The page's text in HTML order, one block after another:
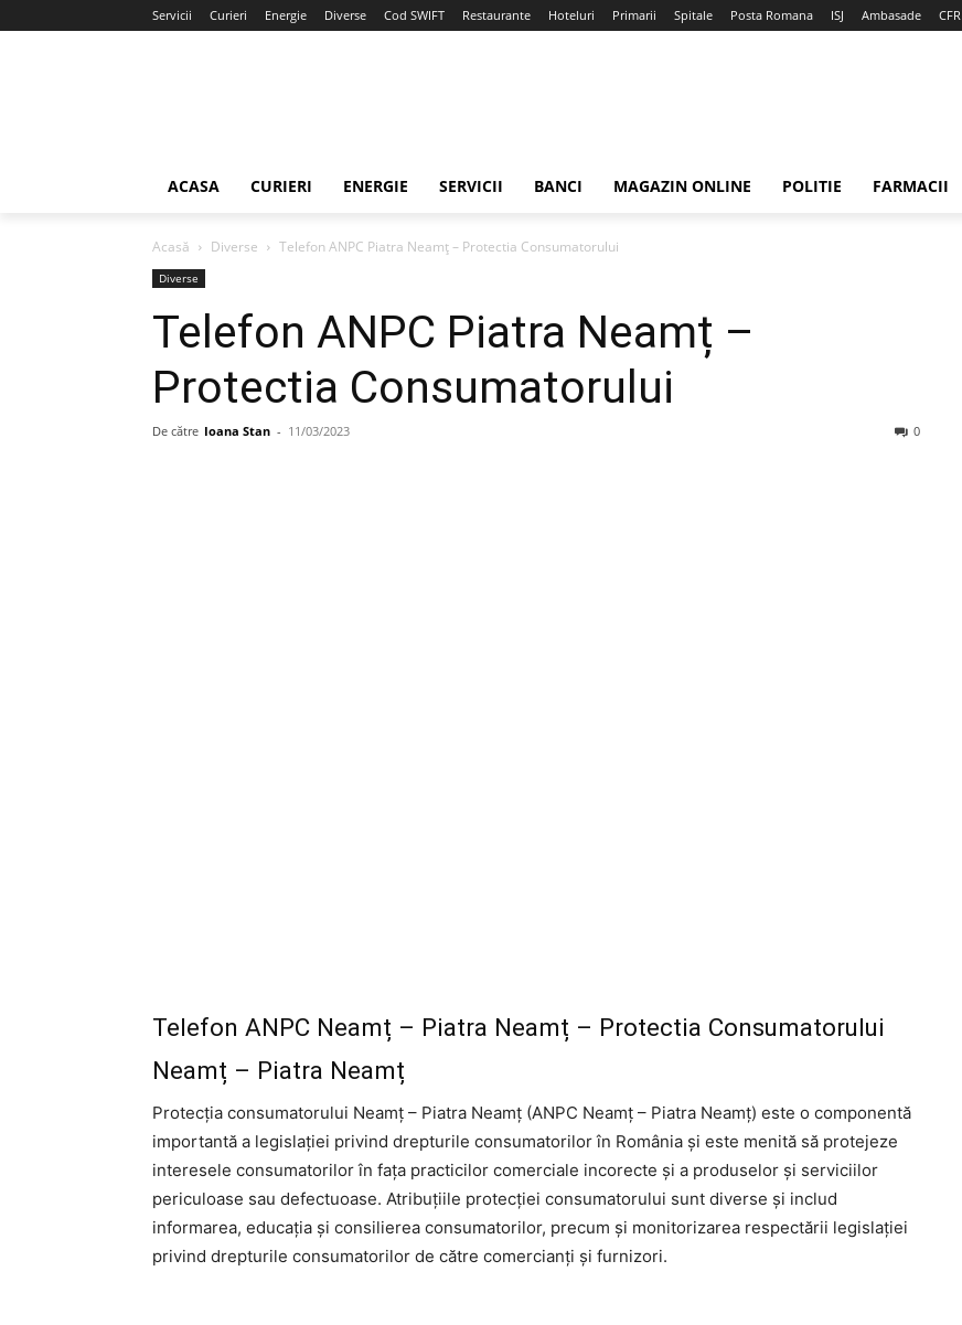
Servicii Curieri Energie Diverse Cod SWIFT Restaurante Hoteluri Primarii Spitale Posta Romana ISJ Ambasade CFR
ACASA CURIERI ENERGIE SERVICII BANCI MAGAZIN ONLINE POLITIE FARMACII
Acasă Diverse Telefon ANPC Piatra Neamț – Protectia Consumatorului
Diverse
Telefon ANPC Piatra Neamț –
Protectia Consumatorului
De către Ioana Stan - 11/03/2023 0
Telefon ANPC Neamț – Piatra Neamț – Protectia Consumatorului
Neamț – Piatra Neamț
Protecția consumatorului Neamț – Piatra Neamț (ANPC Neamț – Piatra Neamț) este o componentă
importantă a legislației privind drepturile consumatorilor în România și este menită să protejeze
interesele consumatorilor în fața practicilor comerciale incorecte și a produselor și serviciilor
periculoase sau defectuoase. Atribuțiile protecției consumatorului sunt diverse și includ
informarea, educația și consilierea consumatorilor, precum și monitorizarea respectării legislației
privind drepturile consumatorilor de către comercianți și furnizori.